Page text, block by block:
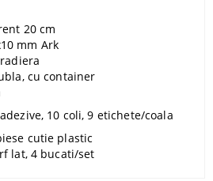
20 cm
mm Ark
cu container
10 coli, 9 etichete/coala
cutie plastic
lat, 4 bucati/set